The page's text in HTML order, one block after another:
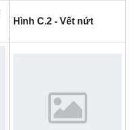
Hình C.2 - Vết nứt